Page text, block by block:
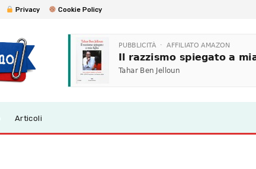
Privacy Cookie Policy
Articoli